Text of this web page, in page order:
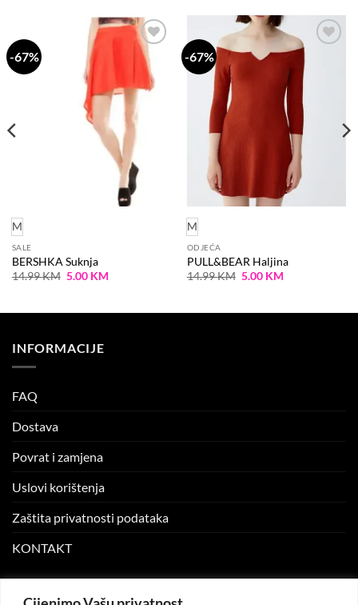
-67%
Dodaj
na
listu
želja
M
SALE
BERSHKA Suknja
14.99KM Original
5.00 KMCurrent
-67%
M
ODJEĆA
PULL&BEAR Haljina
14.99KM Original
5.00 KMCurrent
INFORMACIJE
FAQ
Dostava
Povrat i zamjena
Uslovi korištenja
Zaštita privatnosti podataka
KONTAKT